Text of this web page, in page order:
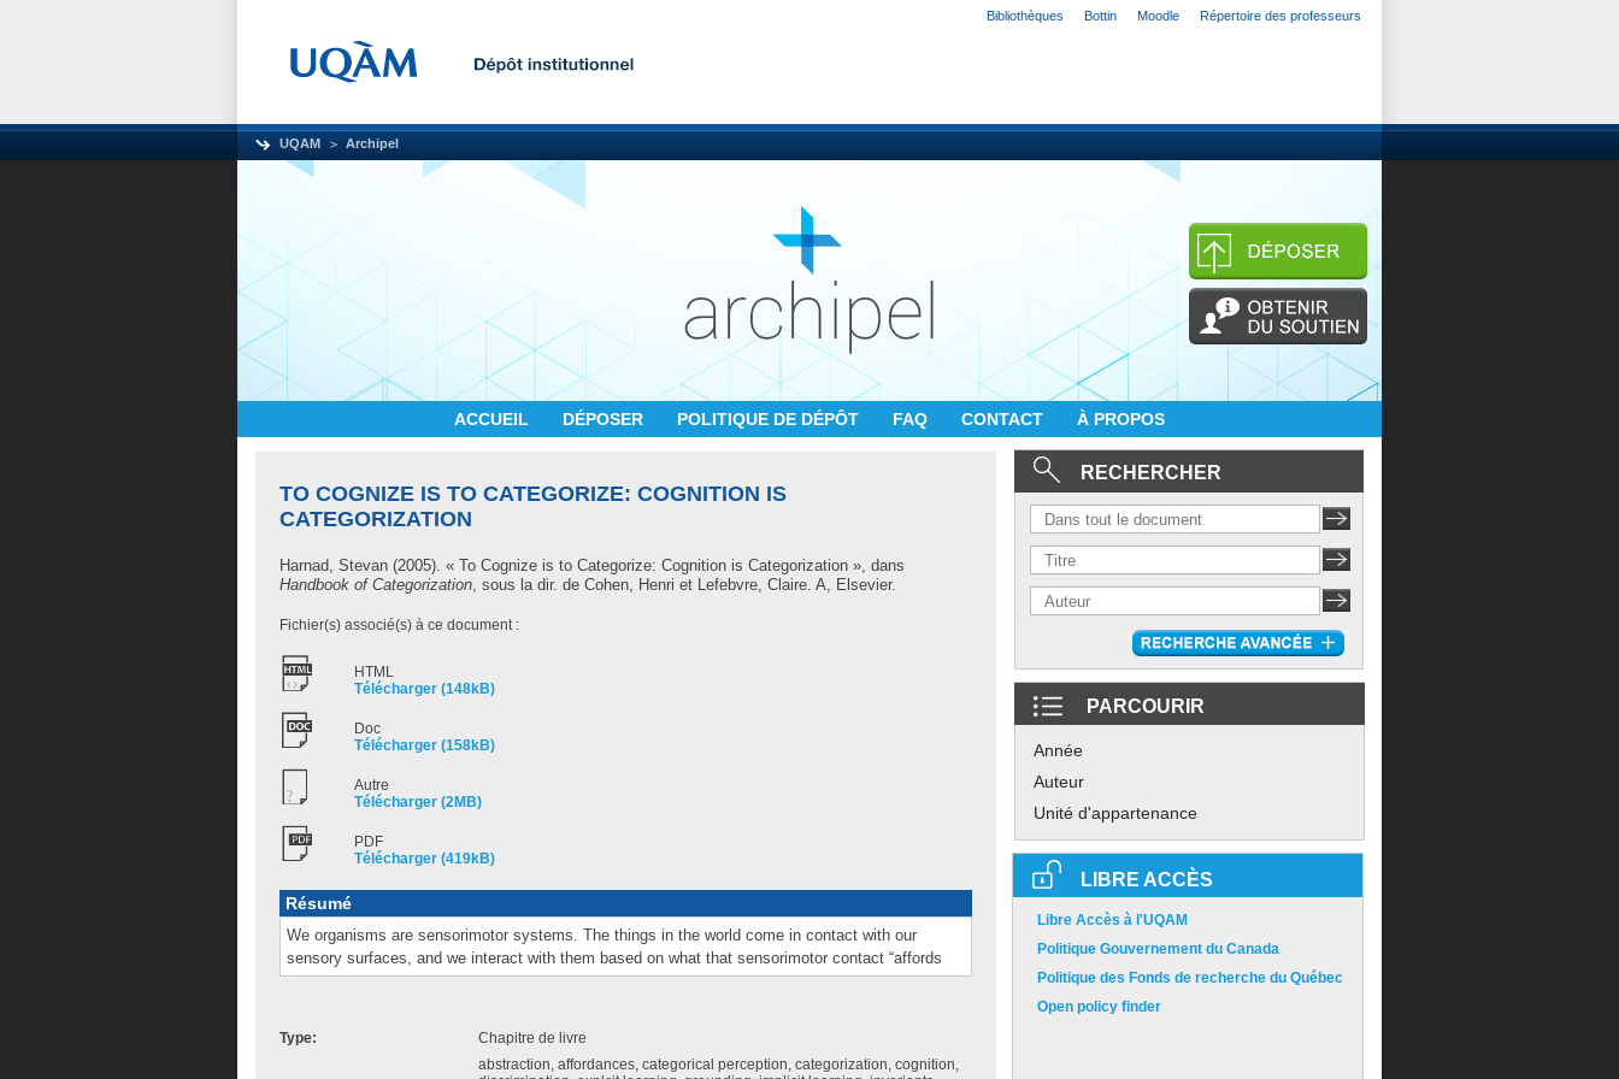
Bibliothèques Bottin Moodle Répertoire des professeurs
UQAM Archipel
ACCUEIL DÉPOSER POLITIQUE DE DÉPÔT FAQ CONTACT À PROPOS
TO COGNIZE IS TO CATEGORIZE: COGNITION IS
CATEGORIZATION
Harnad, Stevan (2005). « To Cognize is to Categorize: Cognition is Categorization », dans
Handbook of Categorization, sous la dir. de Cohen, Henri et Lefebvre, Claire. A, Elsevier.
Fichier(s) associé(s) à ce document :
HTML
Télécharger (148kB)
Doc
Télécharger (158kB)
Autre
Télécharger (2MB)
PDF
Télécharger (419kB)
Résumé
We organisms are sensorimotor systems. The things in the world come in contact with our
sensory surfaces, and we interact with them based on what that sensorimotor contact “affords
Type:
Chapitre de livre
abstraction, affordances, categorical perception, categorization, cognition,
RECHERCHER
PARCOURIR
Année
Auteur
Unité d'appartenance
LIBRE ACCÈS
Libre Accès à l'UQAM
Politique Gouvernement du Canada
Politique des Fonds de recherche du Québec
Open policy finder